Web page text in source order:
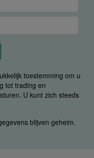
toestemming om u
tot trading en
U kunt zich steeds
blijven geheim.